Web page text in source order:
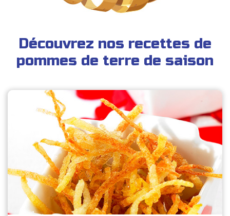
Découvrez nos recettes de
pommes de terre de saison